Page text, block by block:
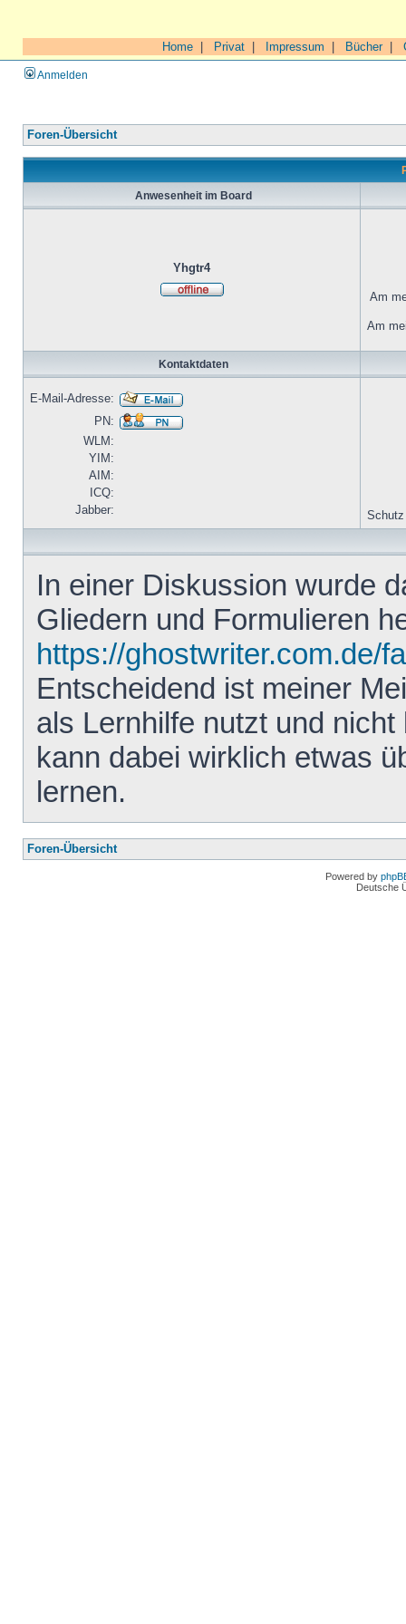
Home Privat Impressum Bücher|
Anmelden
Foren-Übersicht
Anwesenheit im Board
Yhgtr4
Am
Am
Kontaktdaten
E-Mail-Adresse:
PN:
WLM:
YIM:
AIM:
ICQ:
Jabber:
Schutz
In einer Diskussion wurde
Gliedern und Formulieren
https://ghostwriter.com.de/
Entscheidend ist meiner
als Lernhilfe nutzt und
kann dabei wirklich etwas
lernen.
Foren-Übersicht
Powered by
Deutsche